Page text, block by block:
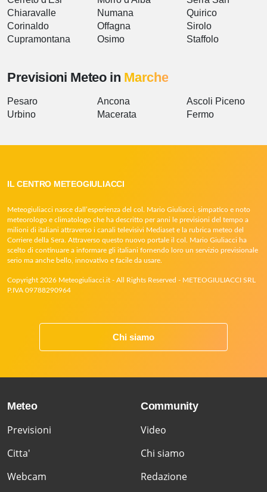
Chiaravalle
Corinaldo
Cupramontana
Numana
Offagna
Osimo
Quirico
Sirolo
Staffolo
Previsioni Meteo in Marche
Pesaro
Urbino
Ancona
Macerata
Ascoli Piceno
Fermo
IL CENTRO METEOGIULIACCI
Meteogiuliacci nasce dall’esperienza del col. Mario Giuliacci, simpatico e noto
meteorologo e climatologo che ha descritto per anni le previsioni del tempo a
milioni di italiani attraverso i canali televisivi Mediaset e la rubrica meteo del
Corriere della Sera. Attraverso questo nuovo portale il col. Mario Giuliacci ha
scelto di continuare a informare gli italiani fornendo loro un servizio previsionale
serio ma anche bello, innovativo e facile da usare.
Copyright 2026 Meteogiuliacci.it - All Rights Reserved - METEOGIULIACCI SRL
P.IVA 09788290964
Chi siamo
Meteo
Previsioni
Citta'
Webcam
Community
Video
Chi siamo
Redazione